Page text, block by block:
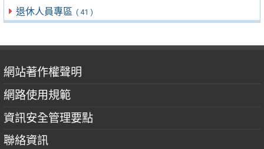
退休人員專區 ( 41 )
網站著作權聲明
網路使用規範
資訊安全管理要點
聯絡資訊